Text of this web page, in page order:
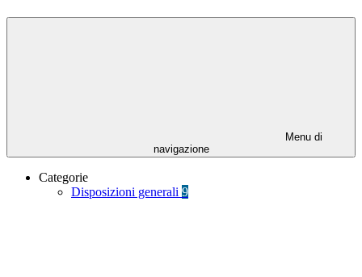
Menu di
navigazione
Categorie
Disposizioni generali 9